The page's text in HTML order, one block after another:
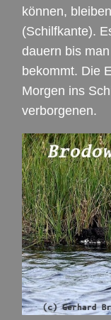
können,
(Schilfkante).
dauern bis
bekommt. Die
Morgen ins
verborgenen.